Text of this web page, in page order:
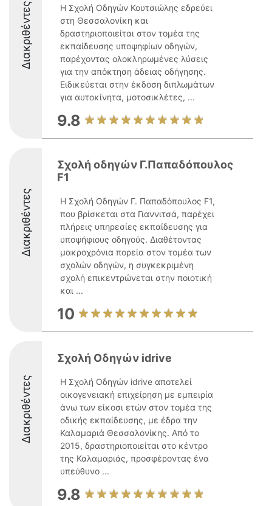
Διακριθέντες
Η Σχολή Οδηγών Κουτσιώλης εδρεύει
στη Θεσσαλονίκη και
δραστηριοποιείται στον τομέα της
εκπαίδευσης υποψηφίων οδηγών,
παρέχοντας ολοκληρωμένες λύσεις
για την απόκτηση άδειας οδήγησης.
Ειδικεύεται στην έκδοση διπλωμάτων
για αυτοκίνητα, μοτοσικλέτες, ...
9.8
Διακριθέντες
Σχολή οδηγών Γ.Παπαδόπουλος
F1
Η Σχολή Οδηγών Γ. Παπαδόπουλος F1,
που βρίσκεται στα Γιαννιτσά, παρέχει
πλήρεις υπηρεσίες εκπαίδευσης για
υποψήφιους οδηγούς. Διαθέτοντας
μακροχρόνια πορεία στον τομέα των
σχολών οδηγών, η συγκεκριμένη
σχολή επικεντρώνεται στην ποιοτική
και ...
10
Διακριθέντες
Σχολή Οδηγών idrive
Η Σχολή Οδηγών idrive αποτελεί
οικογενειακή επιχείρηση με εμπειρία
άνω των είκοσι ετών στον τομέα της
οδικής εκπαίδευσης, με έδρα την
Καλαμαριά Θεσσαλονίκης. Από το
2015, δραστηριοποιείται στο κέντρο
της Καλαμαριάς, προσφέροντας ένα
υπεύθυνο ...
9.8